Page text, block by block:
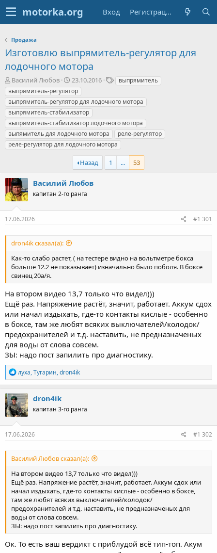
Вход Регистрация
Продажа
Изготовлю выпрямитель-регулятор для
лодочного мотора
А
в
т
о
р
т
е
м
ы
Василий Любов
Д
а
т
а
н
а
ч
а
л
а
23.10.2016
Т
г
и
выпрямитель
выпрямитель-регулятор
выпрямитель-регулятор для лодочного мотора
выпрямитель-стабилизатор
выпрямитель-стабилизатор лодочного мотора
выпямитель для лодочного мотора
реле-регулятор
реле-регулятор для лодочного мотора
Назад 1 ... 53
Василий Любов
капитан 2-го ранга
17.06.2026 #1 301
dron4ik сказал(а):
Как-то слабо растет, ( на тестере видно на вольтметре бокса
больше 12.2 не показывает) изначально было поболя. В боксе
свинец 20а/я.
На втором видео 13,7 только что видел)))
Ещё раз. Напряжение растёт, значит, работает. Аккум сдох
или начал издыхать, где-то контакты кислые - особенно
в боксе, там же любят всяких выключателей/колодок/
предохранителей и т.д. наставить, не предназначеных
для воды от слова совсем.
ЗЫ: надо пост запилить про диагностику.
Р
е
а
к
ц
и
и
:
луха,Тугарин,dron4ik
dron4ik
капитан 3-го ранга
17.06.2026 #1 302
Василий Любов сказал(а):
На втором видео 13,7 только что видел)))
Ещё раз. Напряжение растёт, значит, работает. Аккум сдох или
начал издыхать, где-то контакты кислые - особенно в боксе,
там же любят всяких выключателей/колодок/
предохранителей и т.д. наставить, не предназначеных для
воды от слова совсем.
ЗЫ: надо пост запилить про диагностику.
Ок. То есть ваш вердикт с приблудой всё тип-топ. Акум